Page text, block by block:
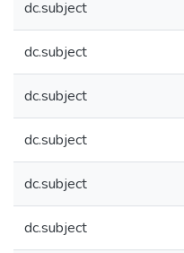
dc.subject
dc.subject
dc.subject
dc.subject
dc.subject
dc.subject